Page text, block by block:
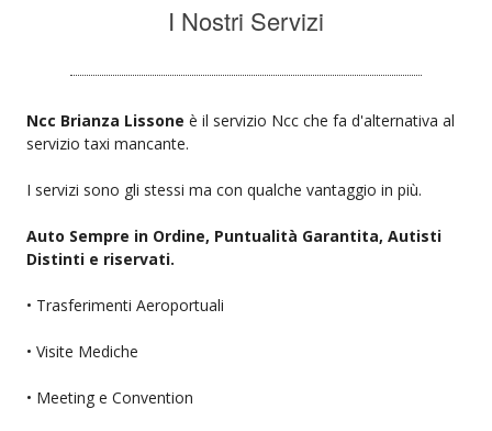
I Nostri Servizi
Ncc Brianza Lissone è il servizio Ncc che fa d'alternativa al
servizio taxi mancante.
I servizi sono gli stessi ma con qualche vantaggio in più.
Auto Sempre in Ordine, Puntualità Garantita, Autisti
Distinti e riservati.
• Trasferimenti Aeroportuali
• Visite Mediche
• Meeting e Convention